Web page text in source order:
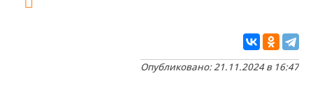
Опубликовано: 21.11.2024 в 16:47